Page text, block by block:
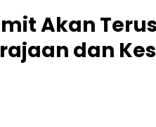
Akan
dan